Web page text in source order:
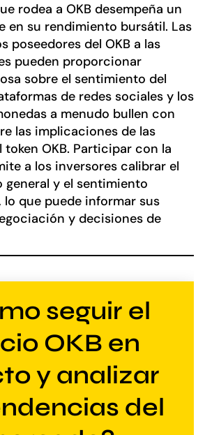
rodea a OKB desempeña un
en su rendimiento bursátil. Las
poseedores del OKB a las
pueden proporcionar
sobre el sentimiento del
de redes sociales y los
a menudo bullen con
las implicaciones de las
OKB. Participar con la
a los inversores calibrar el
general y el sentimiento
lo que puede informar sus
y decisiones de
seguir el
OKB en
y analizar
del